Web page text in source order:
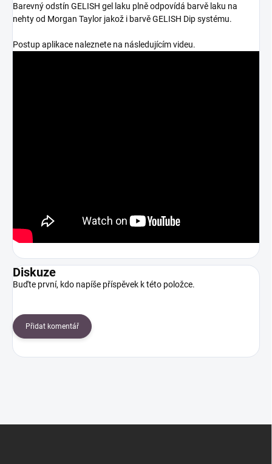
Barevný odstín GELISH gel laku plně odpovídá barvě laku na
nehty od Morgan Taylor jakož i barvě GELISH Dip systému.
Postup aplikace naleznete na následujícím videu.
Diskuze
Buďte první, kdo napíše příspěvek k této položce.
Přidat komentář